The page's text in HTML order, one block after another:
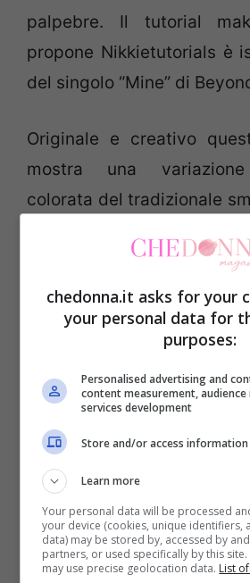
palpebre. Il tutorial
propone Nikkietutorials è
del singolo “Mine” di
Originale e creativo
mostra una variazione
colorata del tradizionale
thing”..dunque come
chedonna.it asks for your
your personal data for
purposes:
Personalised advertising and
content measurement, audience
services development
Store and/or access information
Learn more
Your personal data will be processed
your device (cookies, unique identifiers,
data) may be stored by, accessed by
partners, or used specifically by this
may use precise geolocation data. List